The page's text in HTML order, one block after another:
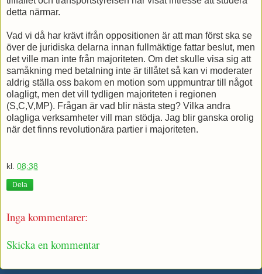
detta närmar.
Vad vi då har krävt ifrån oppositionen är att man först ska se
över de juridiska delarna innan fullmäktige fattar beslut, men
det ville man inte från majoriteten. Om det skulle visa sig att
samåkning med betalning inte är tillåtet så kan vi moderater
aldrig ställa oss bakom en motion som uppmuntrar till något
olagligt, men det vill tydligen majoriteten i regionen
(S,C,V,MP). Frågan är vad blir nästa steg? Vilka andra
olagliga verksamheter vill man stödja. Jag blir ganska orolig
när det finns revolutionära partier i majoriteten.
kl. 08:38
Dela
Inga kommentarer:
Skicka en kommentar